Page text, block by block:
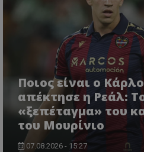
Ποιος είναι ο
απέκτησε η Ρεάλ:
«ξεπέταγμα» του
του Μουρίνιο
07.08.2026 - 15:27